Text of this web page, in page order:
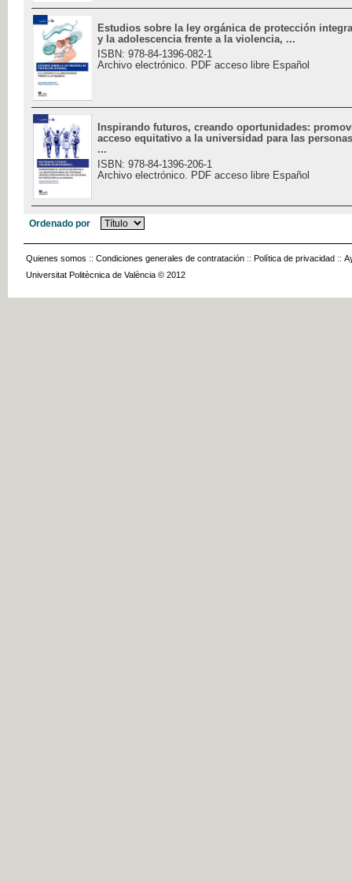
Estudios sobre la ley orgánica de protección
y la adolescencia frente a la violencia, ...
ISBN: 978-84-1396-082-1
Archivo electrónico. PDF acceso libre Español
Inspirando futuros, creando oportunidades:
acceso equitativo a la universidad para las
...
ISBN: 978-84-1396-206-1
Archivo electrónico. PDF acceso libre Español
Ordenado por
Quienes somos :: Condiciones generales de contratación :: Política de privacidad ::
Universitat Politècnica de València © 2012